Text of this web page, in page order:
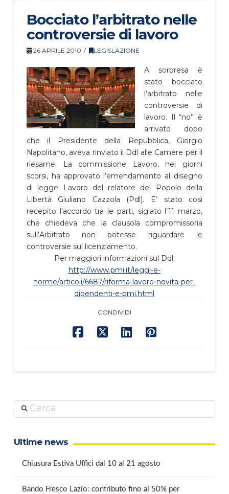
Bocciato l’arbitrato nelle
controversie di lavoro
26 APRILE 2010 LEGISLAZIONE
A sorpresa è
stato bocciato
l’arbitrato nelle
controversie di
lavoro. Il “no” è
arrivato dopo
che il Presidente della Repubblica, Giorgio
Napolitano, aveva rinviato il Ddl alle Camere per il
riesame. La commissione Lavoro, nei giorni
scorsi, ha approvato l’emendamento al disegno
di legge Lavoro del relatore del Popolo della
Libertà Giuliano Cazzola (Pdl). E’ stato così
recepito l’accordo tra le parti, siglato l’11 marzo,
che chiedeva che la clausola compromissoria
sull’Arbitrato non potesse riguardare le
controversie sul licenziamento.
Per maggiori informazioni sul Ddl:
http://www.pmi.it/leggi-e-
norme/articoli/6687/riforma-lavoro-novita-per-
dipendenti-e-pmi.html
CONDIVIDI
Cerca
Ultime news
Chiusura Estiva Uffici dal 10 al 21 agosto
Bando Fresco Lazio: contributo fino al 50% per